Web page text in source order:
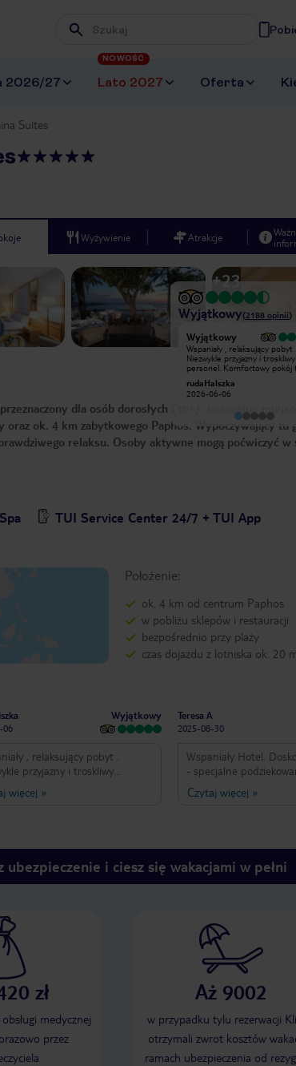
Wpisz frazę, której szukasz
2026/27 Lato 2027
NOWOŚĆ
Oferta
Suites
Wyżywienie Atrakcje
+23
Wyjątkowy(2188 opinii)
Wyjątkowy
Spędziliśmy w hotelu wspaniały
hotelowej),wykwintną kuchnię.
Dodam, że na pewno wrócimy w to
miejsce, bo daje ono gwarancje
relaksującego w pełni odpoczynku.
Wyjątkowy
Wspaniały , relaksujący pobyt .
Niezwykle przyjazny i troskliwy
personel. Komfortowy pokój
wybór potraw i napojów.
spokojna,
rudaHalszka
2026-06-06
dla osób dorosłych (16+). To idealne miejsce
ok. 4 km zabytkowego Paphos. Wypoczywający tu
relaksu. Osoby aktywne mogą poćwiczyć w
Spa
TUI Service Center 24/7 + TUI App
Położenie:
ok. 4 km od centrum Paphos
w pobliżu sklepów i restauracji
bezpośrednio przy plaży
czas dojazdu z lotniska ok. 20
06
Wyjątkowy
, relaksujący pobyt .
przyjazny i troskliwy
Komfortowy pokój typu suit
na morze. Doskonały
więcej »
Teresa A
2025-08-30
Wspaniały Hotel.
- specjalne
Joanny Pokoje dobre Wyżywienie
wyjatkowe Leżaków
Czytaj więcej »
ubezpieczenie i ciesz się wakacjami w pełni
zł
medycznej
przez
Aż 9002
w przypadku tylu rezerwacji
otrzymali zwrot kosztów
ramach ubezpieczenia od